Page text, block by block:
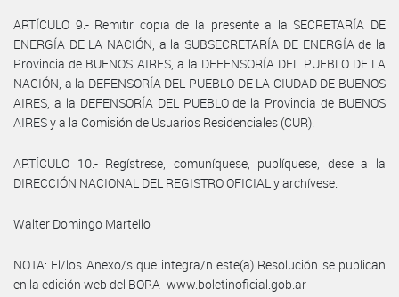
ARTÍCULO 9.- Remitir copia de la presente a la SECRETARÍA DE
ENERGÍA DE LA NACIÓN, a la SUBSECRETARÍA DE ENERGÍA de la
Provincia de BUENOS AIRES, a la DEFENSORÍA DEL PUEBLO DE LA
NACIÓN, a la DEFENSORÍA DEL PUEBLO DE LA CIUDAD DE BUENOS
AIRES, a la DEFENSORÍA DEL PUEBLO de la Provincia de BUENOS
AIRES y a la Comisión de Usuarios Residenciales (CUR).
ARTÍCULO 10.- Regístrese, comuníquese, publíquese, dese a la
DIRECCIÓN NACIONAL DEL REGISTRO OFICIAL y archívese.
Walter Domingo Martello
NOTA: El/los Anexo/s que integra/n este(a) Resolución se publican
en la edición web del BORA -www.boletinoficial.gob.ar-